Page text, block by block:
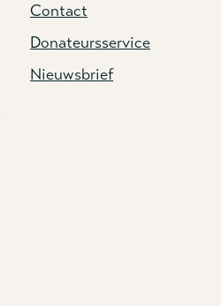
Contact
Donateursservice
Nieuwsbrief